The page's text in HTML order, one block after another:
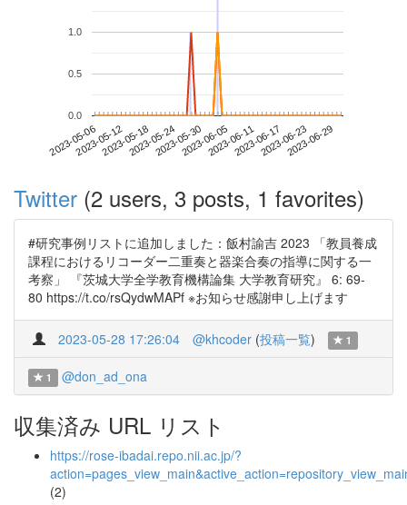
2023-05-062023-05-122023-05-182023-05-242023-05-302023-06-052023-06-112023-06-172023-06-232023-06-29
0.0
0.5
1.0
Twitter (2 users, 3 posts, 1 favorites)
#研究事例リストに追加しました：飯村諭吉 2023 「教員養成
課程におけるリコーダー二重奏と器楽合奏の指導に関する一
考察」 『茨城大学全学教育機構論集 大学教育研究』 6: 69-
80 https://t.co/rsQydwMAPf ※お知らせ感謝申し上げます
2023-05-28 17:26:04 @khcoder (投稿一覧) 1
1 @don_ad_ona
収集済み URL リスト
https://rose-ibadai.repo.nii.ac.jp/?
(2)